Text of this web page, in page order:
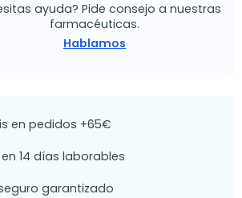
ayuda? Pide consejo a nuestras
farmacéuticas.
Hablamos
en pedidos +65€
14 días laborables
garantizado